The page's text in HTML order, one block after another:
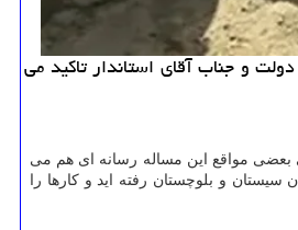
و جناب آقای استاندار تاکید می
بعضی مواقع این مساله رسانه ای هم می
و بلوچستان رفته اید و کارها را